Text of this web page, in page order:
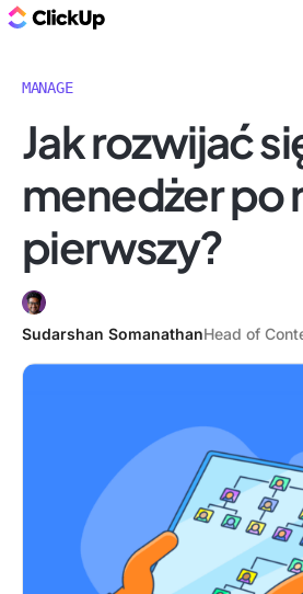
MANAGE
Jak rozwijać
menedżer po
pierwszy?
Sudarshan SomanathanHead of